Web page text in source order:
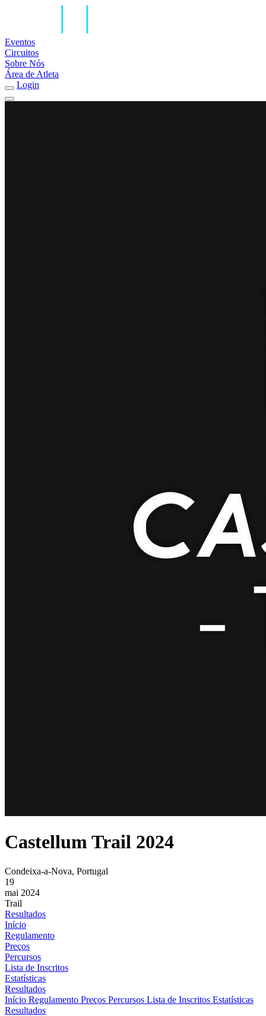
Eventos
Circuitos
Sobre Nós
Área de Atleta
Login
Castellum Trail 2024
Condeixa-a-Nova, Portugal
19
mai 2024
Trail
Resultados
Início
Regulamento
Preços
Percursos
Lista de Inscritos
Estatísticas
Resultados
Início Regulamento Preços Percursos Lista de Inscritos Estatísticas
Resultados